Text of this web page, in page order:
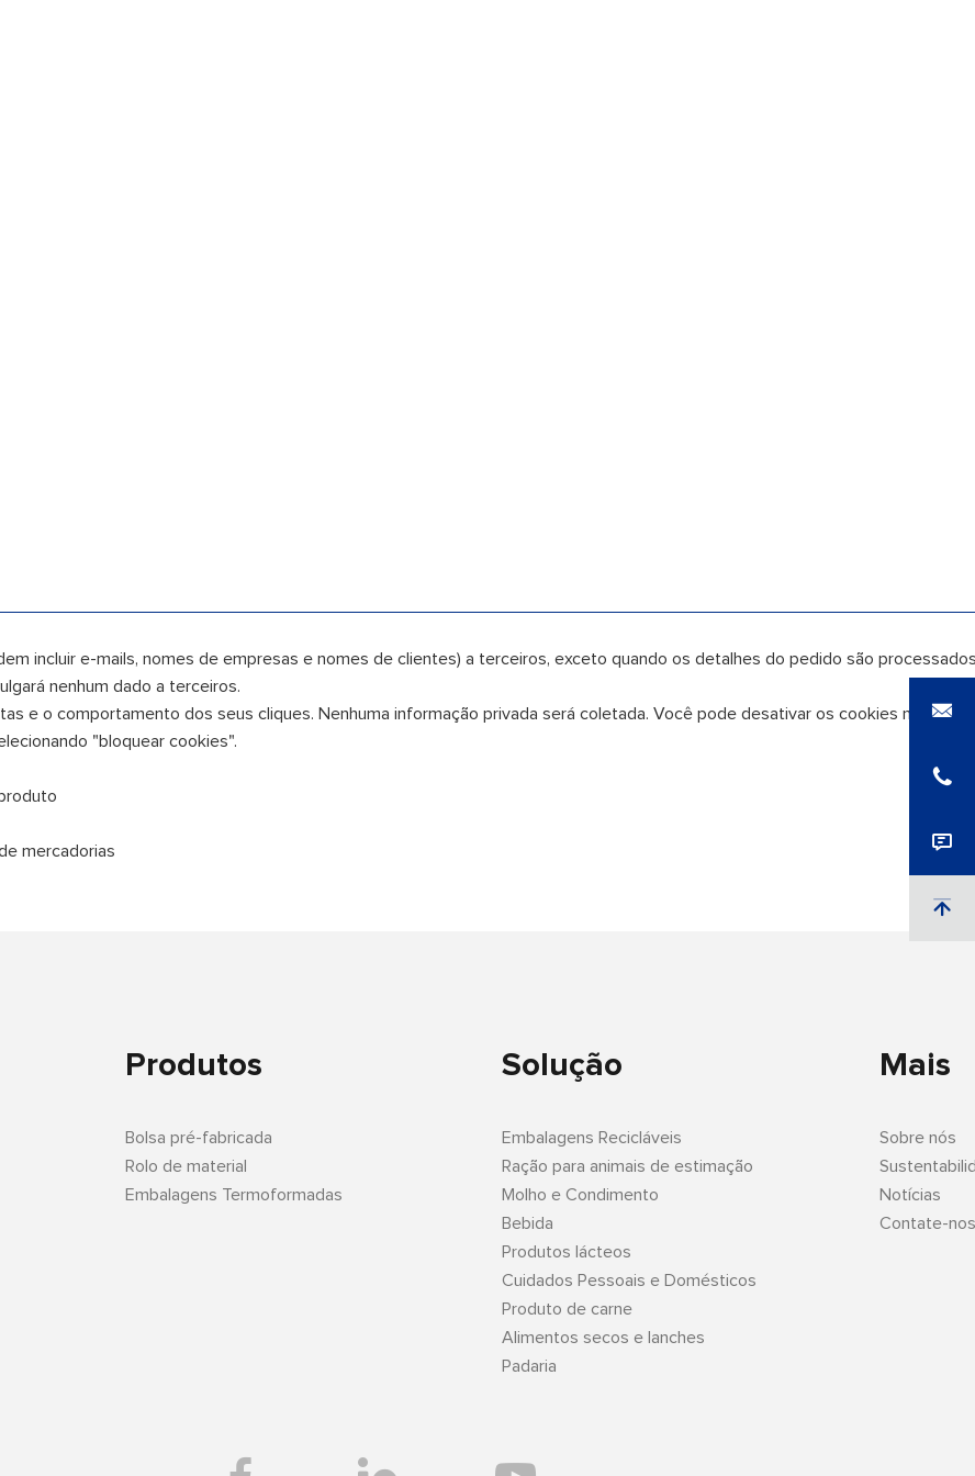
incluir e-mails, nomes de empresas e nomes de clientes) a terceiros, exceto quando os detalhes do pedido são
nenhum dado a terceiros.
e o comportamento dos seus cliques. Nenhuma informação privada será coletada. Você pode desativar os cookies no seu
"bloquear cookies".
mercadorias
Produtos
Bolsa pré-fabricada
Rolo de material
Embalagens Termoformadas
Solução
Embalagens Recicláveis
Ração para animais de estimação
Molho e Condimento
Bebida
Produtos lácteos
Cuidados Pessoais e Domésticos
Produto de carne
Alimentos secos e lanches
Padaria
Mais
Sobre nós
Notícias
Contate-nos